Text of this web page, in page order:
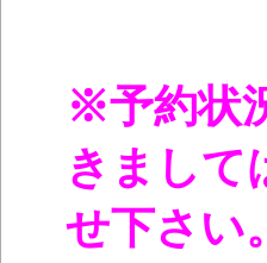
※予約状
きまして
せ下さい